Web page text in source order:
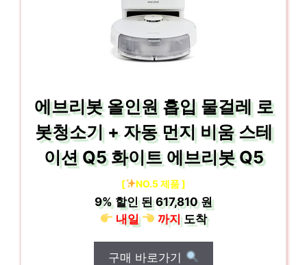
에브리봇 올인원 흡입 물걸레 로
봇청소기 + 자동 먼지 비움 스테
이션 Q5 화이트 에브리봇 Q5
[ NO.5 제품 ]
9% 할인 된617,810 원
내일
까지도착
구매 바로가기